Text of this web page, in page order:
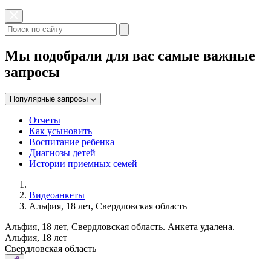
Мы подобрали для вас самые важные
запросы
Популярные запросы
Отчеты
Как усыновить
Воспитание ребенка
Диагнозы детей
Истории приемных семей
Видеоанкеты
Альфия, 18 лет, Свердловская область
Альфия, 18 лет, Свердловская область. Анкета удалена.
Альфия, 18 лет
Свердловская область